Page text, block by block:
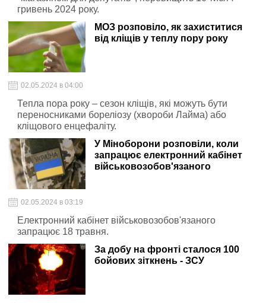
гривень 2024 року.
МОЗ розповіло, як захиститися
від кліщів у теплу пору року
02.05.2024 в 04:00
Тепла пора року – сезон кліщів, які можуть бути
переносниками бореліозу (хвороби Лайма) або
кліщового енцефаліту.
У Міноборони розповіли, коли
запрацює електронний кабінет
військовозобов'язаного
02.05.2024 в 03:19
Електронний кабінет військовозобов'язаного
запрацює 18 травня.
За добу на фронті сталося 100
бойових зіткнень - ЗСУ